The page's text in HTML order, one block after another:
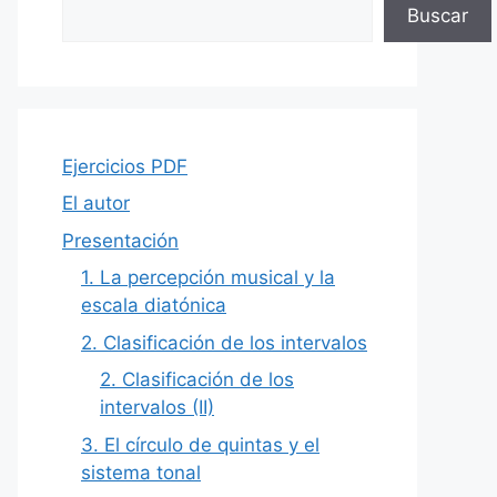
Buscar
Ejercicios PDF
El autor
Presentación
1. La percepción musical y la
escala diatónica
2. Clasificación de los intervalos
2. Clasificación de los
intervalos (II)
3. El círculo de quintas y el
sistema tonal